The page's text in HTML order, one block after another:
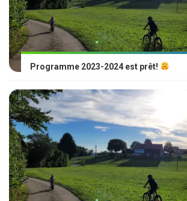
Programme 2023-2024 est prêt!